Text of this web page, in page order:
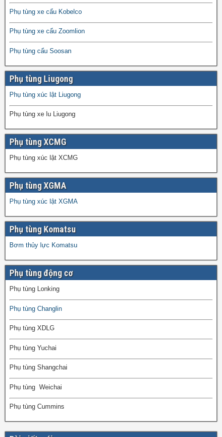
Phụ tùng xe cẩu Kobelco
Phụ tùng xe cẩu Zoomlion
Phụ tùng cẩu Soosan
Phụ tùng Liugong
Phụ tùng xúc lật Liugong
Phụ tùng xe lu Liugong
Phụ tùng XCMG
Phụ tùng xúc lật XCMG
Phụ tùng XGMA
Phụ tùng xúc lật XGMA
Phụ tùng Komatsu
Bơm thủy lực Komatsu
Phụ tùng động cơ
Phụ tùng Lonking
Phụ tùng Changlin
Phụ tùng XDLG
Phụ tùng Yuchai
Phụ tùng Shangchai
Phụ tùng Weichai
Phụ tùng Cummins